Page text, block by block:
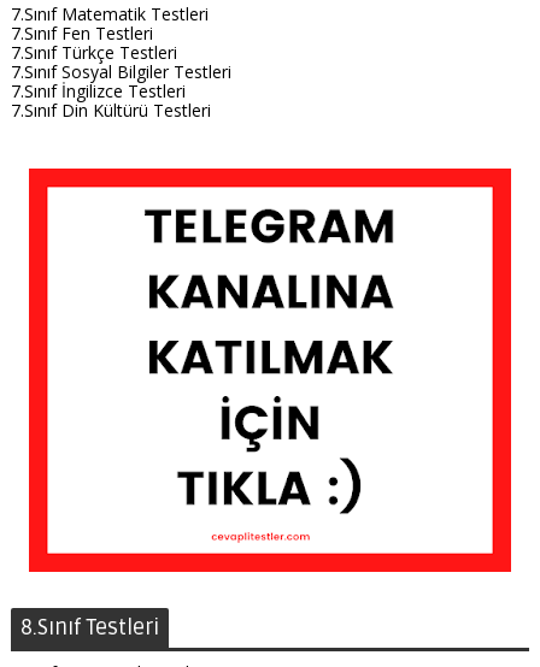
7.Sınıf Matematik Testleri
7.Sınıf Fen Testleri
7.Sınıf Türkçe Testleri
7.Sınıf Sosyal Bilgiler Testleri
7.Sınıf İngilizce Testleri
7.Sınıf Din Kültürü Testleri
8.Sınıf Testleri